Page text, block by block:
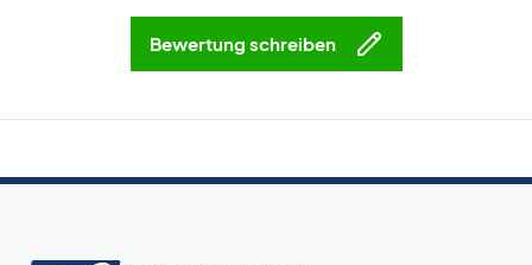
Bewertung schreiben